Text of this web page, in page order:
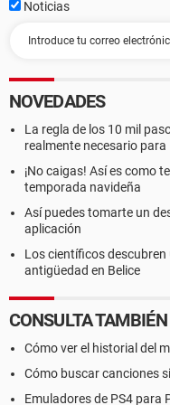
Noticias
NOVEDADES
La regla de los 10 mil
realmente necesario para
¡No caigas! Así es como
temporada navideña
Así puedes tomarte un
aplicación
Los científicos descubren
antigüedad en Belice
CONSULTA TAMBIÉN
Cómo ver el historial del
Cómo buscar canciones
Emuladores de PS4 para